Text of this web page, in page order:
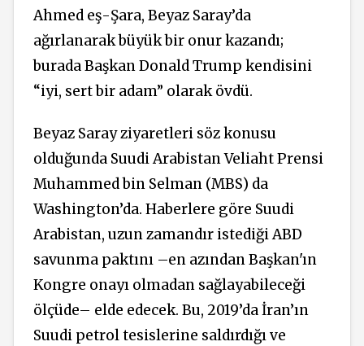
Ahmed eş-Şara, Beyaz Saray’da
ağırlanarak büyük bir onur kazandı;
burada Başkan Donald Trump kendisini
“iyi, sert bir adam” olarak övdü.
Beyaz Saray ziyaretleri söz konusu
olduğunda Suudi Arabistan Veliaht Prensi
Muhammed bin Selman (MBS) da
Washington’da. Haberlere göre Suudi
Arabistan, uzun zamandır istediği ABD
savunma paktını –en azından Başkan'ın
Kongre onayı olmadan sağlayabileceği
ölçüde– elde edecek. Bu, 2019’da İran’ın
Suudi petrol tesislerine saldırdığı ve